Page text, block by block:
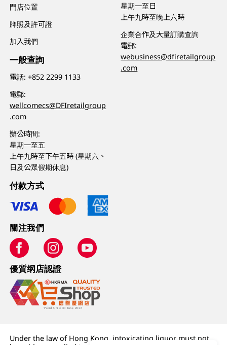
門店位置
牌照及許可證
加入我們
一般查詢
電話:+852 2299 1133
電郵:
wellcomecs@DFIretailgroup
.com
辦公時間:
星期一至五
上午九時至下午五時 (星期六、
日及公眾假期休息)
星期一至日
上午九時至晚上六時
企業合作及大量訂購查詢
電郵:
webusiness@dfiretailgroup
.com
付款方式
關注我們
優質纲店認證
Under the law of Hong Kong, intoxicating liquor must not